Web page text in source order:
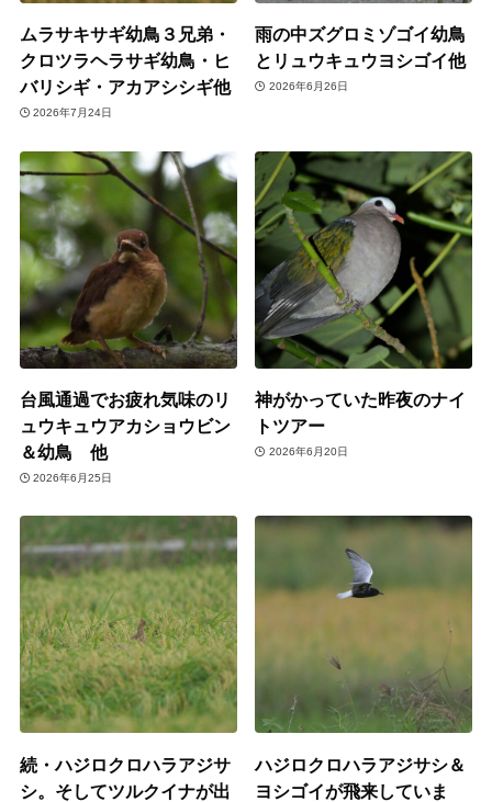
ムラサキサギ幼鳥３兄弟・
クロツラヘラサギ幼鳥・ヒ
バリシギ・アカアシシギ他
2026年7月24日
雨の中ズグロミゾゴイ幼鳥
とリュウキュウヨシゴイ他
2026年6月26日
台風通過でお疲れ気味のリ
ュウキュウアカショウビン
＆幼鳥 他
2026年6月25日
神がかっていた昨夜のナイ
トツアー
2026年6月20日
続・ハジロクロハラアジサ
シ。そしてツルクイナが出
ハジロクロハラアジサシ＆
ヨシゴイが飛来していま